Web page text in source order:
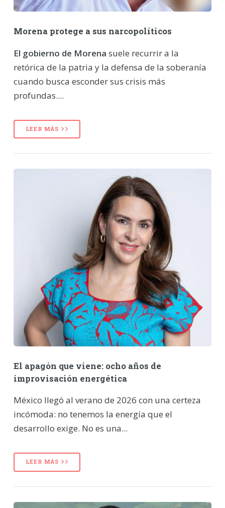
Morena protege a sus narcopolíticos
El gobierno de Morena suele recurrir a la
retórica de la patria y la defensa de la soberanía
cuando busca esconder sus crisis más
profundas....
LEER MÁS
El apagón que viene: ocho años de
improvisación energética
México llegó al verano de 2026 con una certeza
incómoda: no tenemos la energía que el
desarrollo exige. No es una...
LEER MÁS